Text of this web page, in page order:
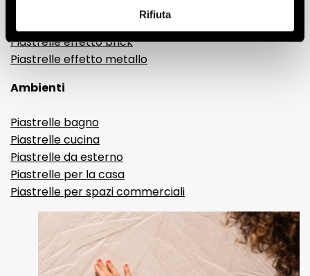
Rifiuta
Piastrelle effetto brick
Piastrelle effetto metallo
Ambienti
Piastrelle bagno
Piastrelle cucina
Piastrelle da esterno
Piastrelle per la casa
Piastrelle per spazi commerciali